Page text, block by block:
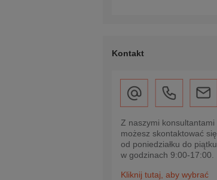
Kontakt
Z naszymi konsultantami
możesz skontaktować się
od poniedziałku do piątku
w godzinach 9:00-17:00.
Kliknij tutaj, aby wybrać